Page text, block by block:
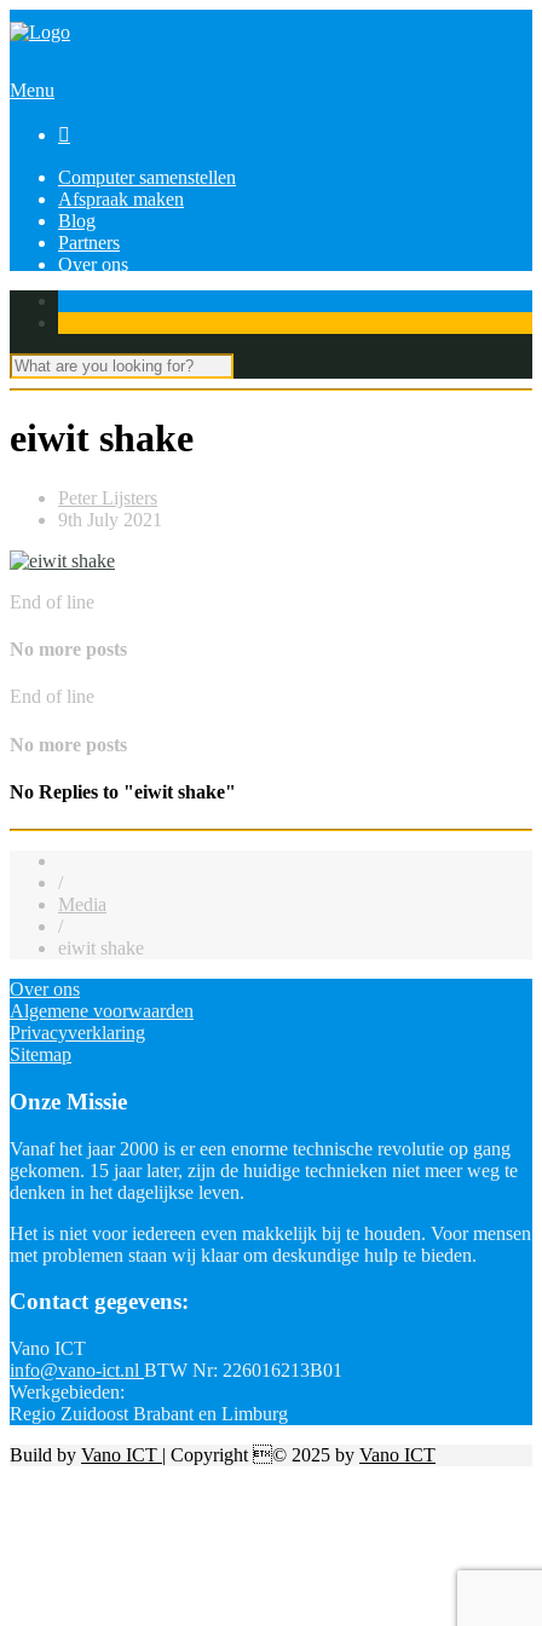
Menu

Computer samenstellen
Afspraak maken
Blog
Partners
Over ons
eiwit shake
Peter Lijsters
9th July 2021
End of line
No more posts
End of line
No more posts
No Replies to "eiwit shake"
/
Media
/
eiwit shake
Over ons
Algemene voorwaarden
Privacyverklaring
Sitemap
Onze Missie
Vanaf het jaar 2000 is er een enorme technische revolutie op gang
gekomen. 15 jaar later, zijn de huidige technieken niet meer weg te
denken in het dagelijkse leven.
Het is niet voor iedereen even makkelijk bij te houden. Voor mensen
met problemen staan wij klaar om deskundige hulp te bieden.
Contact gegevens:
Vano ICT
info@vano-ict.nl BTW Nr: 226016213B01
Werkgebieden:
Regio Zuidoost Brabant en Limburg
Build by Vano ICT | Copyright © 2025 by Vano ICT